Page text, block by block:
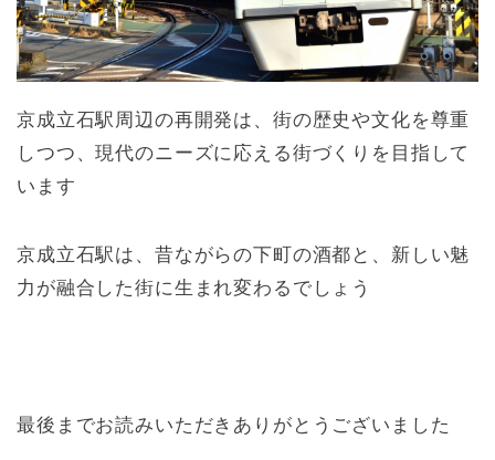
京成立石駅周辺の再開発は、街の歴史や文化を尊重
しつつ、現代のニーズに応える街づくりを目指して
います
京成立石駅は、昔ながらの下町の酒都と、新しい魅
力が融合した街に生まれ変わるでしょう
最後までお読みいただきありがとうございました